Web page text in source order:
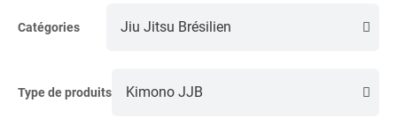
Catégories
Type de produits